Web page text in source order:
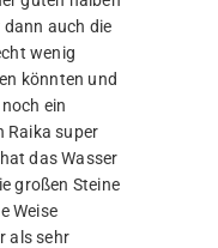
auch die
wenig
könnten und
ein
Raika super
das Wasser
großen Steine
Weise
als sehr